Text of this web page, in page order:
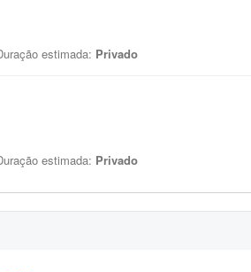
estimada: Privado
estimada: Privado